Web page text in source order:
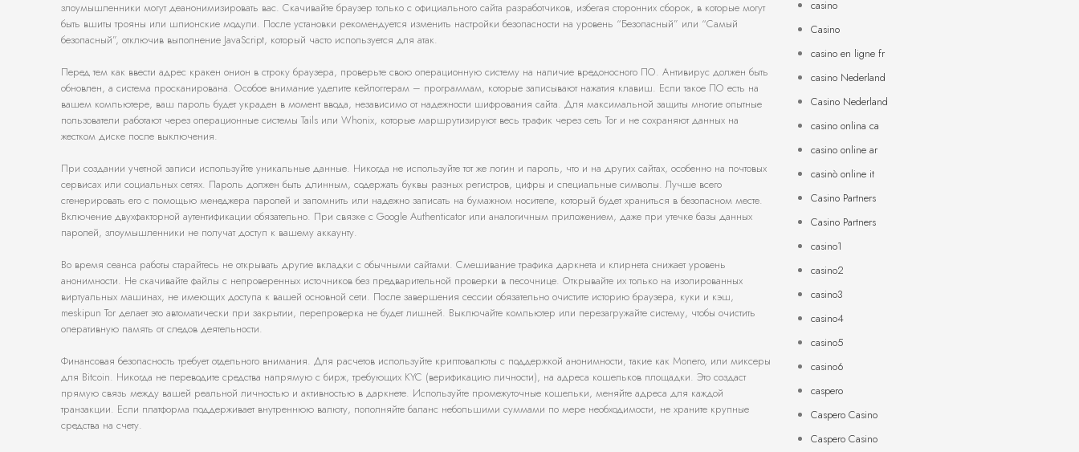
злоумышленники могут деанонимизировать вас. Скачивайте браузер только с официального сайта разработчиков, избегая сторонних сборок, в которые могут
быть вшиты трояны или шпионские модули. После установки рекомендуется изменить настройки безопасности на уровень “Безопасный” или “Самый
безопасный”, отключив выполнение JavaScript, который часто используется для атак.
Перед тем как ввести адрес кракен онион в строку браузера, проверьте свою операционную систему на наличие вредоносного ПО. Антивирус должен быть
обновлен, а система просканирована. Особое внимание уделите кейлоггерам – программам, которые записывают нажатия клавиш. Если такое ПО есть на
вашем компьютере, ваш пароль будет украден в момент ввода, независимо от надежности шифрования сайта. Для максимальной защиты многие опытные
пользователи работают через операционные системы Tails или Whonix, которые маршрутизируют весь трафик через сеть Tor и не сохраняют данных на
жестком диске после выключения.
При создании учетной записи используйте уникальные данные. Никогда не используйте тот же логин и пароль, что и на других сайтах, особенно на почтовых
сервисах или социальных сетях. Пароль должен быть длинным, содержать буквы разных регистров, цифры и специальные символы. Лучше всего
сгенерировать его с помощью менеджера паролей и запомнить или надежно записать на бумажном носителе, который будет храниться в безопасном месте.
Включение двухфакторной аутентификации обязательно. При связке с Google Authenticator или аналогичным приложением, даже при утечке базы данных
паролей, злоумышленники не получат доступ к вашему аккаунту.
Во время сеанса работы старайтесь не открывать другие вкладки с обычными сайтами. Смешивание трафика даркнета и клирнета снижает уровень
анонимности. Не скачивайте файлы с непроверенных источников без предварительной проверки в песочнице. Открывайте их только на изолированных
виртуальных машинах, не имеющих доступа к вашей основной сети. После завершения сессии обязательно очистите историю браузера, куки и кэш,
meskipun Tor делает это автоматически при закрытии, перепроверка не будет лишней. Выключайте компьютер или перезагружайте систему, чтобы очистить
оперативную память от следов деятельности.
Финансовая безопасность требует отдельного внимания. Для расчетов используйте криптовалюты с поддержкой анонимности, такие как Monero, или миксеры
для Bitcoin. Никогда не переводите средства напрямую с бирж, требующих KYC (верификацию личности), на адреса кошельков площадки. Это создаст
прямую связь между вашей реальной личностью и активностью в даркнете. Используйте промежуточные кошельки, меняйте адреса для каждой
транзакции. Если платформа поддерживает внутреннюю валюту, пополняйте баланс небольшими суммами по мере необходимости, не храните крупные
средства на счету.
casino
Casino
casino en ligne fr
casino Nederland
Casino Nederland
casino onlina ca
casino online ar
casinò online it
Casino Partners
Casino Partners
casino1
casino2
casino3
casino4
casino5
casino6
caspero
Caspero Casino
Caspero Casino